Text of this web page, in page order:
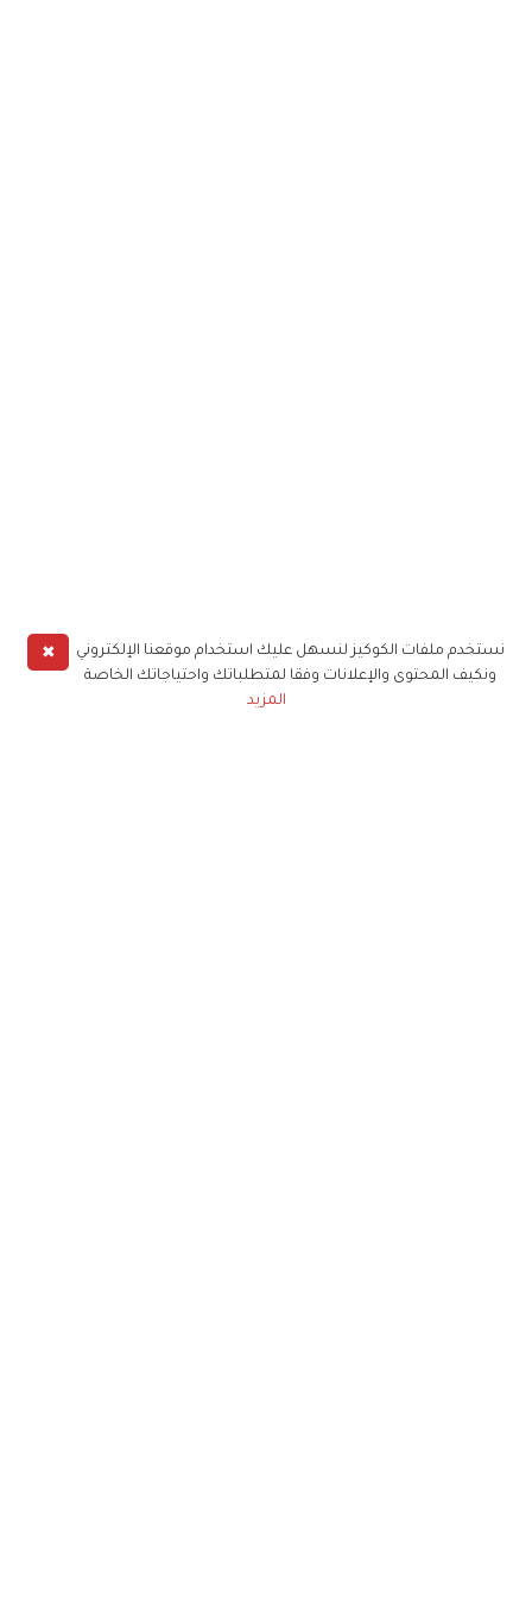
✖
نستخدم ملفات الكوكيز لنسهل عليك استخدام موقعنا الإلكتروني
ونكيف المحتوى والإعلانات وفقا لمتطلباتك واحتياجاتك الخاصة
المزيد